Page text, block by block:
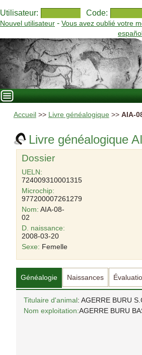
Utilisateur: Code:
Nouvel utilisateur - Vous avez oublié votre
Accueil >> Livre généalogique >> AIA-
Livre généalogique
Dossier
UELN:
724009310001315
Microchip:
977200007261279
Nom: AIA-08-
02
D. naissance:
2008-03-20
Sexe: Femelle
Généalogie Naissances
Titulaire d'animal: AGERRE BURU
Nom exploitation:AGERRE BURU